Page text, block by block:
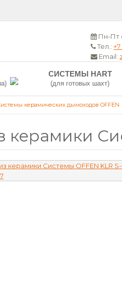
Пн-Пт
Тел.:
Email:
СИСТЕМЫ HART
(для готовых шахт)
керамических дымоходов OFFEN